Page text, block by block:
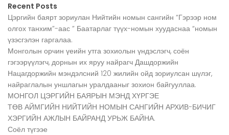
Recent Posts
Цэргийн баярт зориулан Нийтийн номын сангийн “Гэрээр ном
олгох танхим”-аас ” Баатарлаг түүх-номын хуудаснаа “номын
үзэсгэлэн гаргалаа.
Монголын орчин үеийн утга зохиолын үндэслэгч, соён
гэгээрүүлэгч, дорнын их яруу найрагч Дашдоржийн
Нацагдоржийн мэндэлсний 120 жилийн ойд зориулсан шүлэг,
найраглалын уншлагын уралдааныг зохион байгууллаа.
МОНГОЛ ЦЭРГИЙН БАЯРЫН МЭНД ХҮРГЭЕ
ТӨВ АЙМГИЙН НИЙТИЙН НОМЫН САНГИЙН АРХИВ-БИЧИГ
ХЭРГИЙН АЖЛЫН БАЙРАНД УРЬЖ БАЙНА.
Соёл түгээе